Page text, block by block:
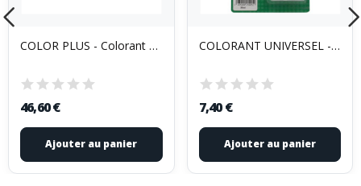
COLOR PLUS - Colorant Color Plus 250 ml
46,60 €
Ajouter au panier
COLORANT UNIVERSEL - Colorant univ. 25cc...
7,40 €
Ajouter au panier